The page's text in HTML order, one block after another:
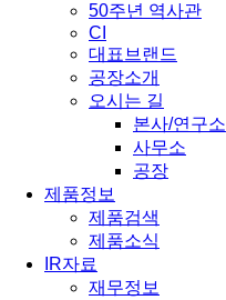
50주년 역사관
CI
대표브랜드
공장소개
오시는 길
본사/연구소
사무소
공장
제품정보
제품검색
제품소식
IR자료
재무정보